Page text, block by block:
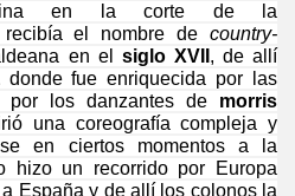
en la corte de la
el nombre decountry-
en el siglo XVII , de allí
donde fue enriquecida por las
por los danzantes de morris
una coreografía compleja y
en ciertos momentos a la
hizo un recorrido por Europa
España y de allí los colonos la